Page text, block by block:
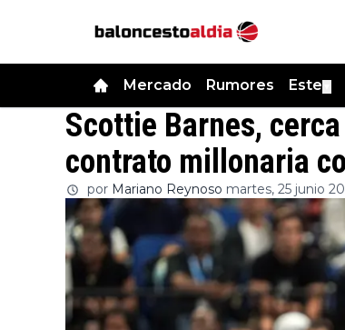
Mercado Rumores Este
Scottie Barnes,
contrato millonaria
por Mariano Reynoso martes, 25 junio